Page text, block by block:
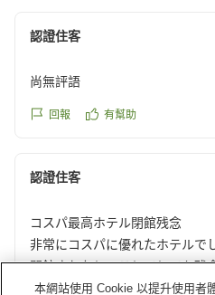
認證住客
尚無評語
回報 有幫助
認證住客
コスパ最高ホテル閉館残念
非常にコスパに優れたホテルで
閉館されたとのことでとても残
クチコミの詳細はこちらから
本網站使用 Cookie 以提升使用者